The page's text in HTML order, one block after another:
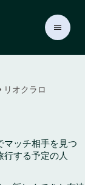
リオクラロ
マッチ相手を見つ
する予定の人